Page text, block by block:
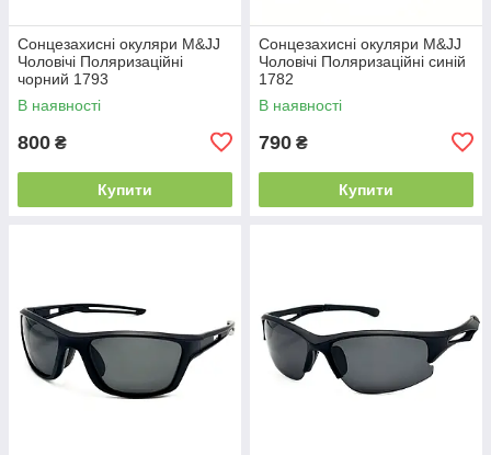
Сонцезахисні окуляри M&JJ
Чоловічі Поляризаційні
чорний 1793
В наявності
800 ₴
Купити
Сонцезахисні окуляри M&JJ
Чоловічі Поляризаційні синій
1782
В наявності
790 ₴
Купити